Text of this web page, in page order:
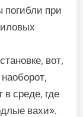
погибли при
вот,
в среде, где
вахи».